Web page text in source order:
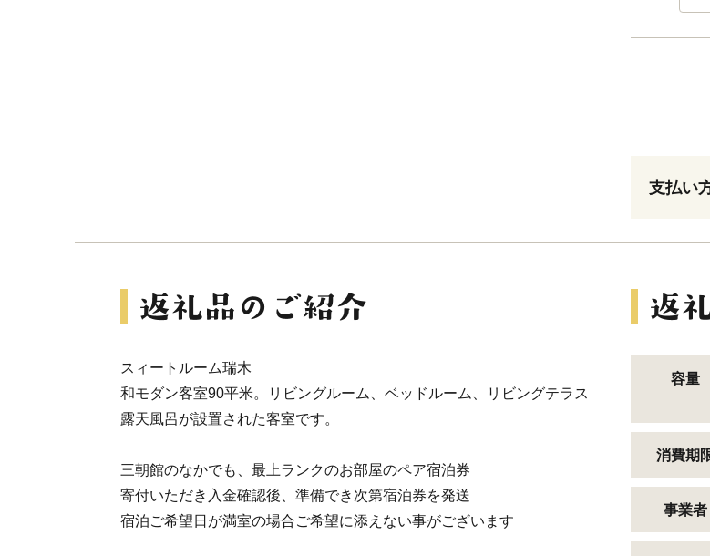
支払い
スィートルーム瑞木
和モダン客室90平米。リビングルーム、ベッドルーム、リビングテラス
露天風呂が設置された客室です。
三朝館のなかでも、最上ランクのお部屋のペア宿泊券
寄付いただき入金確認後、準備でき次第宿泊券を発送
宿泊ご希望日が満室の場合ご希望に添えない事がございます
容量
消費期
事業者